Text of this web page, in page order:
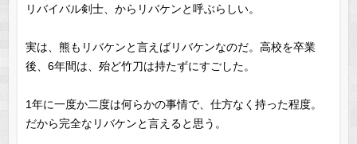
リバイバル剣士、からリバケンと呼ぶらしい。
実は、熊もリバケンと言えばリバケンなのだ。高校を卒業
後、6年間は、殆ど竹刀は持たずにすごした。
1年に一度か二度は何らかの事情で、仕方なく持った程度。
だから完全なリバケンと言えると思う。